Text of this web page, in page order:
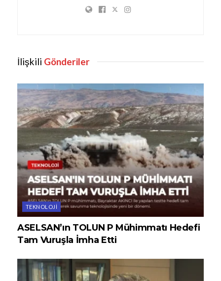
İlişkili Gönderiler
TEKNOLOJI
ASELSAN’ın TOLUN P Mühimmatı Hedefi
Tam Vuruşla İmha Etti